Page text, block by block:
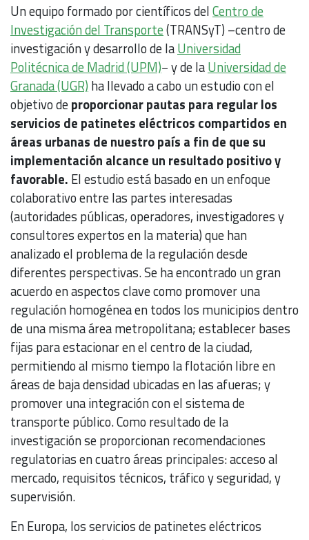
Un equipo formado por científicos delCentro de
Investigación del Transporte(TRANSyT) –centro de
investigación y desarrollo de laUniversidad
Politécnica de Madrid (UPM)− y de laUniversidad de
Granada (UGR) ha llevado a cabo un estudio con el
objetivo deproporcionar pautas para regular los
servicios de patinetes eléctricos compartidos en
áreas urbanas de nuestro país a fin de que su
implementación alcance un resultado positivo y
favorable. El estudio está basado en un enfoque
colaborativo entre las partes interesadas
(autoridades públicas, operadores, investigadores y
consultores expertos en la materia) que han
analizado el problema de la regulación desde
diferentes perspectivas. Se ha encontrado un gran
acuerdo en aspectos clave como promover una
regulación homogénea en todos los municipios dentro
de una misma área metropolitana; establecer bases
fijas para estacionar en el centro de la ciudad,
permitiendo al mismo tiempo la flotación libre en
áreas de baja densidad ubicadas en las afueras; y
promover una integración con el sistema de
transporte público. Como resultado de la
investigación se proporcionan recomendaciones
regulatorias en cuatro áreas principales: acceso al
mercado, requisitos técnicos, tráfico y seguridad, y
supervisión.
En Europa, los servicios de patinetes eléctricos